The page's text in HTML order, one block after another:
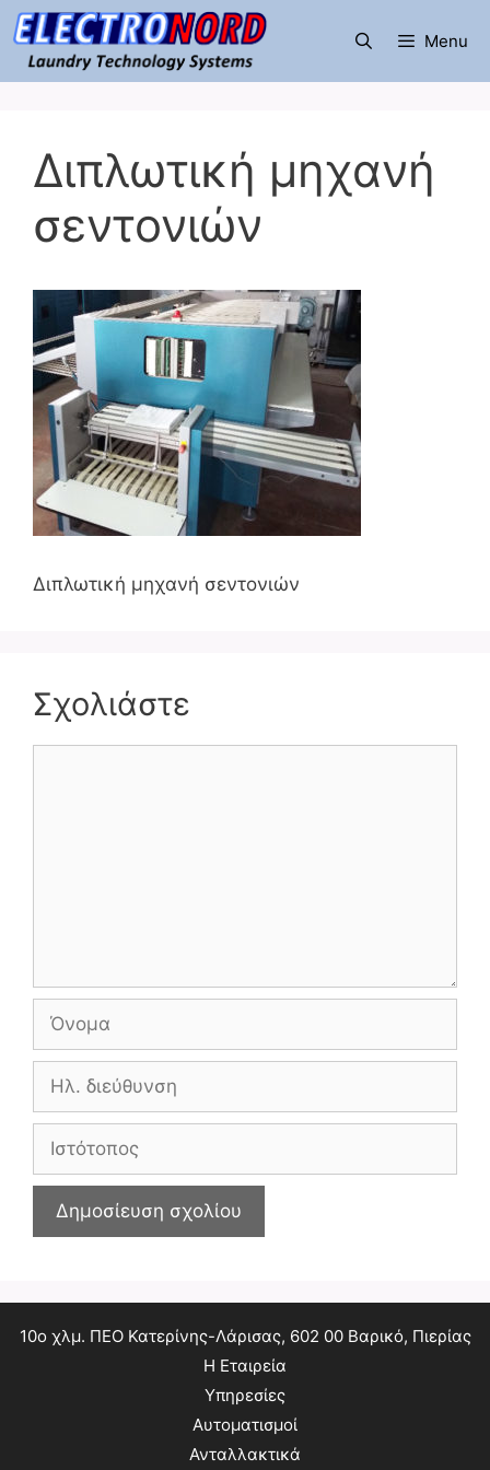
Μετάβαση
σε
περιεχόμενο
Menu
Διπλωτική μηχανή
σεντονιών
Διπλωτική μηχανή σεντονιών
Σχολιάστε
Όνομα
Ηλ.
Ιστότοπος
10ο χλμ. ΠΕΟ Κατερίνης-Λάρισας, 602 00 Βαρικό, Πιερίας
Η Εταιρεία
Υπηρεσίες
Αυτοματισμοί
Ανταλλακτικά